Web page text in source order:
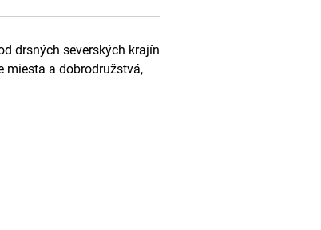
drsných severských krajín
miesta a dobrodružstvá,